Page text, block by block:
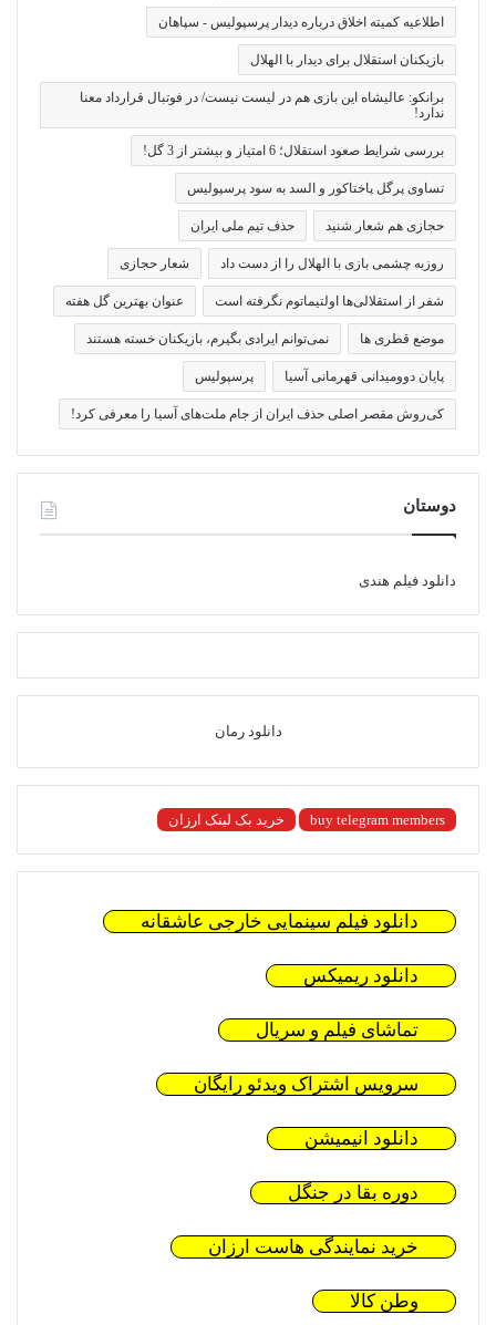
اطلاعیه کمیته اخلاق درباره دیدار پرسپولیس - سپاهان
بازیکنان استقلال برای دیدار با الهلال
برانکو: عالیشاه این بازی هم در لیست نیست/ در فوتبال قرارداد معنا
ندارد!
بررسی شرایط صعود استقلال؛ 6 امتیاز و بیشتر از 3 گل!
تساوی پرگل پاختاکور و السد به سود پرسپولیس
حجازی هم شعار شنید حذف تیم ملی ایران
روزبه چشمی بازی با الهلال را از دست داد شعار حجازی
شفر از استقلالی‌ها اولتیماتوم نگرفته است عنوان بهترین گل هفته
موضع قطری ها نمی‌توانم ایرادی بگیرم، بازیکنان خسته هستند
پایان دوومیدانی قهرمانی آسیا پرسپولیس
کی‌روش مقصر اصلی حذف ایران از جام ملت‌های آسیا را معرفی کرد!
دوستان
دانلود فیلم هندی
دانلود رمان
buy telegram members خرید بک لینک ارزان
دانلود فیلم سینمایی خارجی عاشقانه
دانلود ریمیکس
تماشای فیلم و سریال
سرویس اشتراک ویدئو رایگان
دانلود انیمیشن
دوره بقا در جنگل
خرید نمایندگی هاست ارزان
وطن کالا